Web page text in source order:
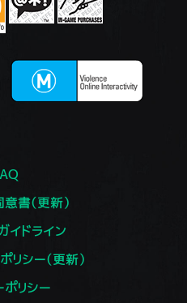
書（更新）
イドライン
リシー（更新）
ポリシー